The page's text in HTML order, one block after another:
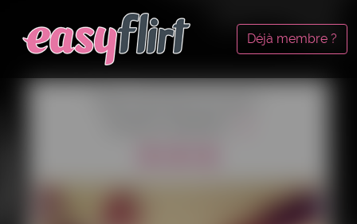
Déjà membre ?